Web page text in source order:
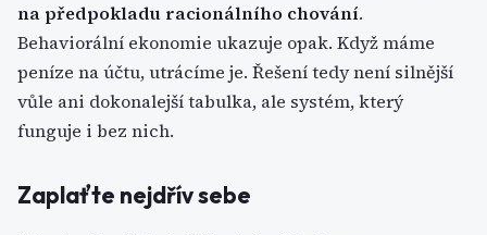
na předpokladu racionálního chování.
Behaviorální ekonomie ukazuje opak. Když máme
peníze na účtu, utrácíme je. Řešení tedy není silnější
vůle ani dokonalejší tabulka, ale systém, který
funguje i bez nich.
Zaplaťte nejdřív sebe